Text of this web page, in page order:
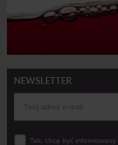
NEWSLETTER
Tak, chcę być